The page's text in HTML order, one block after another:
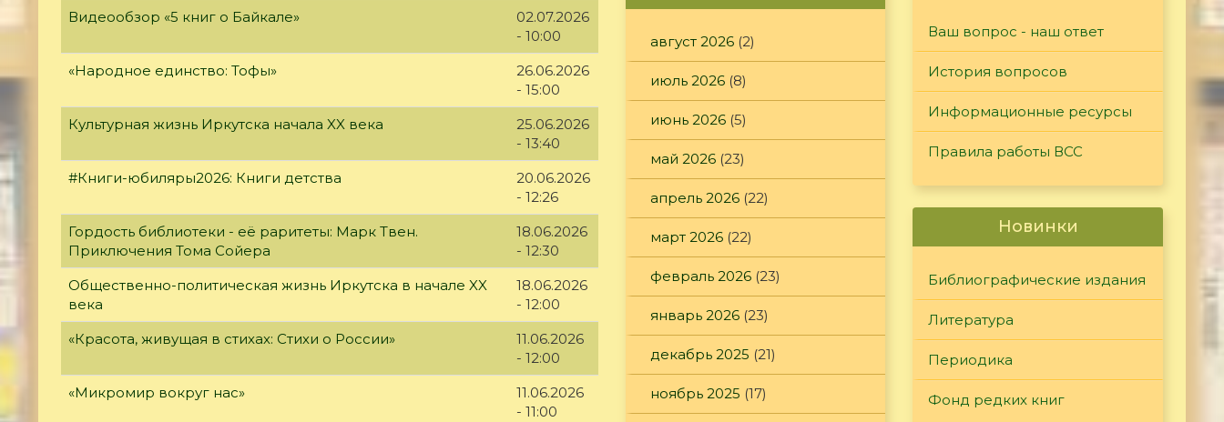
Видеообзор «5 книг о Байкале»
02.07.2026
- 10:00
«Народное единство: Тофы»
26.06.2026
- 15:00
Культурная жизнь Иркутска начала XX века
25.06.2026
- 13:40
#Книги-юбиляры2026: Книги детства
20.06.2026
- 12:26
Гордость библиотеки - её раритеты: Марк Твен.
Приключения Тома Сойера
18.06.2026
- 12:30
Общественно-политическая жизнь Иркутска в начале XX
века
18.06.2026
- 12:00
«Красота, живущая в стихах: Стихи о России»
11.06.2026
- 12:00
«Микромир вокруг нас»
11.06.2026
- 11:00
август 2026 (2)
июль 2026 (8)
июнь 2026 (5)
май 2026 (23)
апрель 2026 (22)
март 2026 (22)
февраль 2026 (23)
январь 2026 (23)
декабрь 2025 (21)
ноябрь 2025 (17)
Ваш вопрос - наш ответ
История вопросов
Информационные ресурсы
Правила работы ВСС
Новинки
Библиографические издания
Литература
Периодика
Фонд редких книг